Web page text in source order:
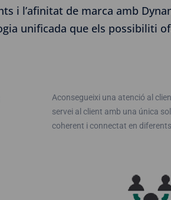
i l’afinitat de marca amb
unificada que els possibiliti
Aconsegueixi una atenció al
servei al client amb una única
coherent i connectat en